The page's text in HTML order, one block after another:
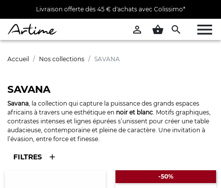
Livraison offerte dès 45 € d'achats avec Colissimo*
 shopping_basket  
Accueil Nos collections SAVANA
SAVANA
Savana, la collection qui capture la puissance des grands espaces
africains à travers une esthétique en noir et blanc. Motifs graphiques,
contrastes intenses et lignes épurées s’unissent pour créer une table
audacieuse, contemporaine et pleine de caractère. Une invitation à
l’évasion, entre force et finesse.
FILTRES
-50%